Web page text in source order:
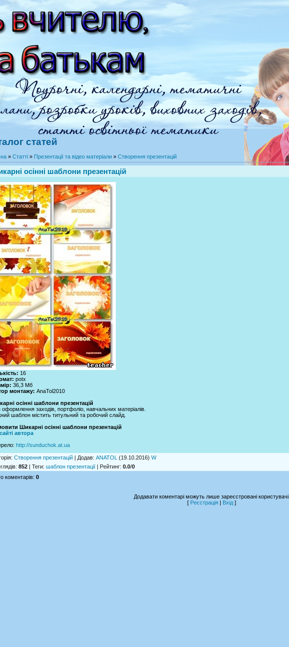
статей
» Статті » Презентації та відео матеріали » Створення презентацій
осінні шаблони презентацій
16
potx
36,3 Мб
монтажу: AnaTol2010
осінні шаблони презентацій
оформлення заходів, портфоліо, навчальних матеріалів.
шаблон містить титульний та робочий слайд.
Шикарні осінні шаблони презентацій
автора
: http://sunduchok.at.ua
: Створення презентацій | Додав: ANATOL (19.10.2016) W
: 852 | Теги: шаблон презентації | Рейтинг: 0.0/0
коментарів: 0
Додавати коментарі можуть лише зареєстровані користувачі.
[ Реєстрація | Вхід ]